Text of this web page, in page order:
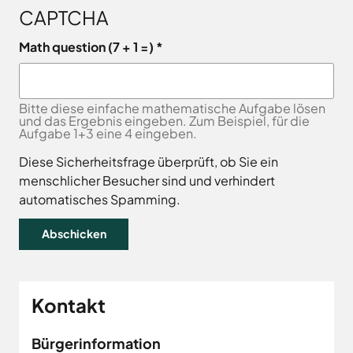
CAPTCHA
Math question (7 + 1 =)
Bitte diese einfache mathematische Aufgabe lösen
und das Ergebnis eingeben. Zum Beispiel, für die
Aufgabe 1+3 eine 4 eingeben.
Diese Sicherheitsfrage überprüft, ob Sie ein
menschlicher Besucher sind und verhindert
automatisches Spamming.
Kontakt
Bürgerinformation
Tourismusgesellschaft
Osnabrücker
Land
GmbH
Osnabrück
Volkshochschule
Osnabrücker
Land
Wirtschaftsförderungsgesellschaft
Osnabrücker
Land
Karte
aufrufen
Bohmte
Bramsche
Dissen
Georgsmarienhütte
Glandorf
Hagen
Hasbergen
Hilter
Melle
Neuenkirchen
Ostercappeln
Wallenhorst